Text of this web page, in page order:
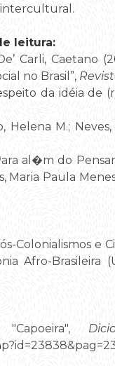
leitura:
Carli, Caetano
no Brasil”,
da idéia de
Helena M.;
al�m do
Maria Paula
Colonialismos e
Afro-Brasileira